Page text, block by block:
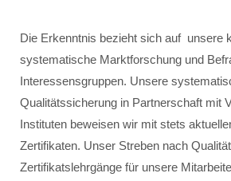
Die Erkenntnis bezieht sich auf unsere
systematische Marktforschung und
Interessensgruppen. Unsere
Qualitätssicherung in Partnerschaft mit
Instituten beweisen wir mit stets
Zertifikaten. Unser Streben nach
Zertifikatslehrgänge für unsere